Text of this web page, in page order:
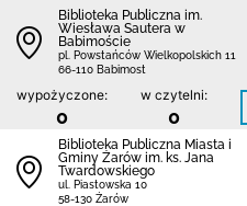
Biblioteka Publiczna im.
Wiesława Sautera w
Babimoście
pl. Powstańców Wielkopolskich 11
66-110 Babimost
wypożyczone:
0
w czytelni:
0
Biblioteka Publiczna Miasta i
Gminy Żarów im. ks. Jana
Twardowskiego
ul. Piastowska 10
58-130 Żarów